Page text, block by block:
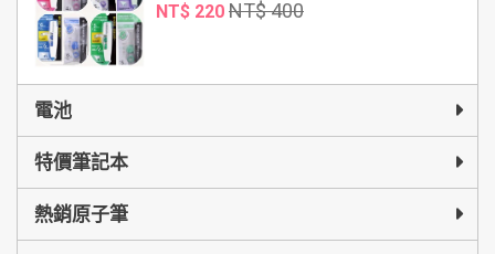
NT$ 220 NT$ 400
電池
特價筆記本
熱銷原子筆